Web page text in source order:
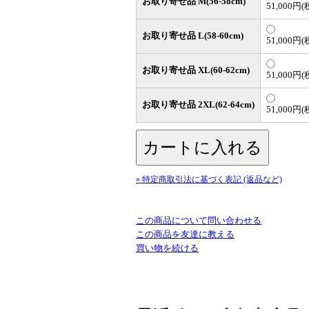
51,000円(
お取り寄せ品 L(58-60cm) 51,000円(
お取り寄せ品 XL(60-62cm) 51,000円(
お取り寄せ品 2XL(62-64cm) 51,000円(
» 特定商取引法に基づく表記 (返品など)
この商品について問い合わせる
この商品を友達に教える
買い物を続ける